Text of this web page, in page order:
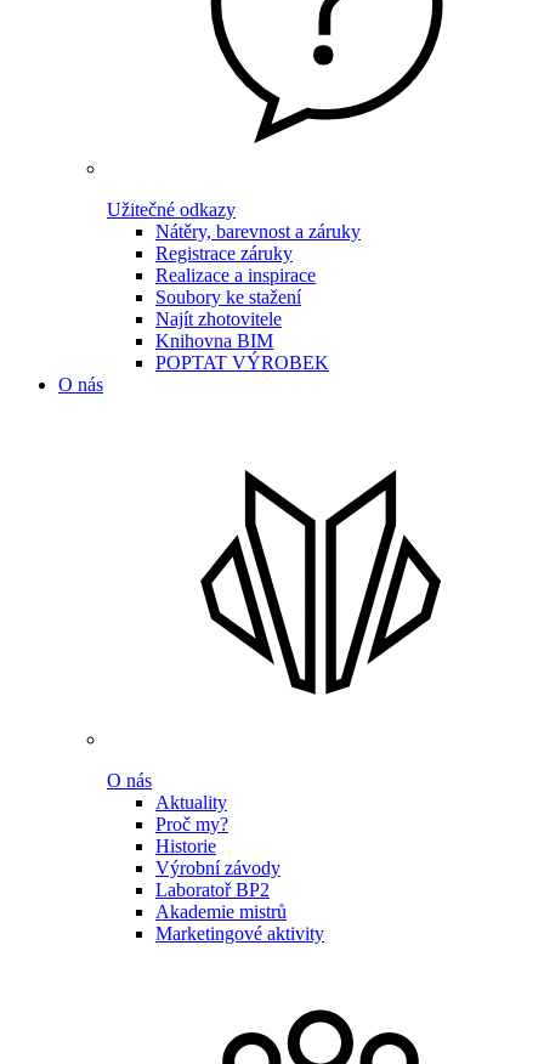
Užitečné odkazy
Nátěry, barevnost a záruky
Registrace záruky
Realizace a inspirace
Soubory ke stažení
Najít zhotovitele
Knihovna BIM
POPTAT VÝROBEK
O nás
O nás
Aktuality
Proč my?
Historie
Výrobní závody
Laboratoř BP2
Akademie mistrů
Marketingové aktivity